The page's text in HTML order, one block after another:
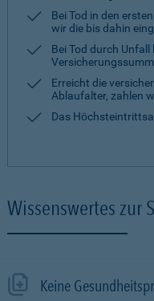
Bei Tod in den
wir die bis dahin
Bei Tod durch
Erreicht die
Ablaufalter, zahlen
Das
Wissenswertes zur
Keine